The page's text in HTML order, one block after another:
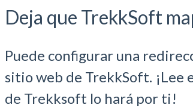
Deja que TrekkSoft
Puede configurar una
sitio web de TrekkSoft. ¡Lee
de Trekksoft lo hará por ti!